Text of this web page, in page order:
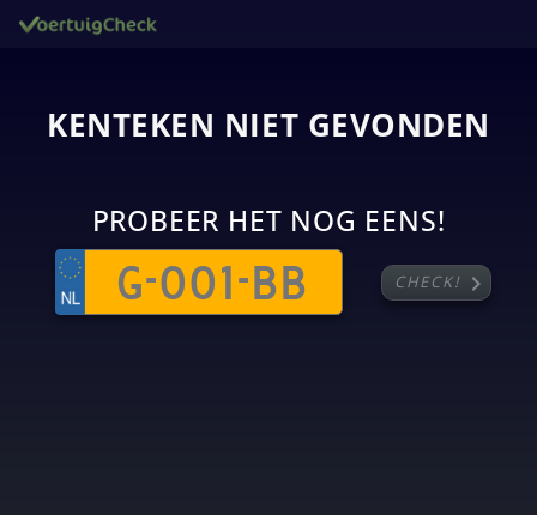
KENTEKEN NIET GEVONDEN
PROBEER HET NOG EENS!
CHECK! chevron_right